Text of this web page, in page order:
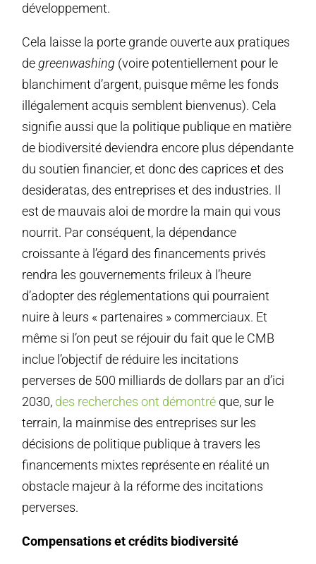
développement.
Cela laisse la porte grande ouverte aux pratiques
degreenwashing (voire potentiellement pour le
blanchiment d’argent, puisque même les fonds
illégalement acquis semblent bienvenus). Cela
signifie aussi que la politique publique en matière
de biodiversité deviendra encore plus dépendante
du soutien financier, et donc des caprices et des
desideratas, des entreprises et des industries. Il
est de mauvais aloi de mordre la main qui vous
nourrit. Par conséquent, la dépendance
croissante à l’égard des financements privés
rendra les gouvernements frileux à l’heure
d’adopter des réglementations qui pourraient
nuire à leurs « partenaires » commerciaux. Et
même si l’on peut se réjouir du fait que le CMB
inclue l’objectif de réduire les incitations
perverses de 500 milliards de dollars par an d’ici
2030, des recherches ont démontré que, sur le
terrain, la mainmise des entreprises sur les
décisions de politique publique à travers les
financements mixtes représente en réalité un
obstacle majeur à la réforme des incitations
perverses.
Compensations et crédits biodiversité